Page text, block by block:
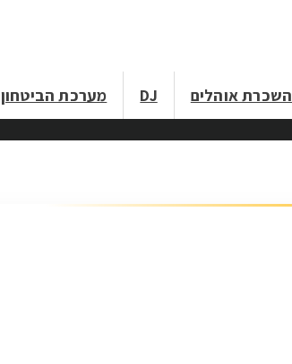
השכרת אוהלים DJ מערכת הביטחון